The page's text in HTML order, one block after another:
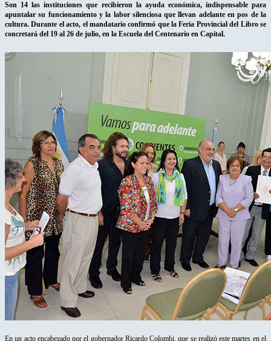
Son 14 las instituciones que recibieron la ayuda económica, indispensable para
apuntalar su funcionamiento y la labor silenciosa que llevan adelante en pos de la
cultura. Durante el acto, el mandatario confirmó que la Feria Provincial del Libro se
concretará del 19 al 26 de julio, en la Escuela del Centenario en Capital.
En un acto encabezado por el gobernador Ricardo Colombi, que se realizó este martes en el